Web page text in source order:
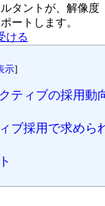
タントが、解像度
ートします。
ける
示]
ティブの採用動
ブ採用で求めら